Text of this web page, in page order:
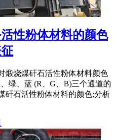
性粉体材料的颜色
煅烧煤矸石活性粉体材料颜色
绿、蓝 (R、G、B)三个通道的
矸石活性粉体材料的颜色;分析